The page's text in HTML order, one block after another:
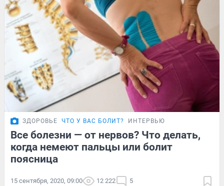
ЗДОРОВЬЕ ЧТО У ВАС БОЛИТ? ИНТЕРВЬЮ
Все болезни — от нервов? Что делать,
когда немеют пальцы или болит
поясница
15 сентября, 2020, 09:00 12 222 5